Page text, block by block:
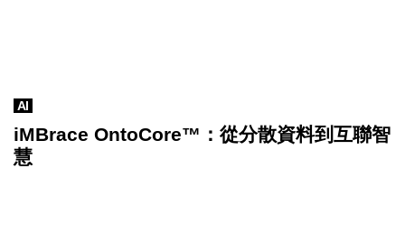
AI
iMBrace OntoCore™：從分散資料到互聯智
慧